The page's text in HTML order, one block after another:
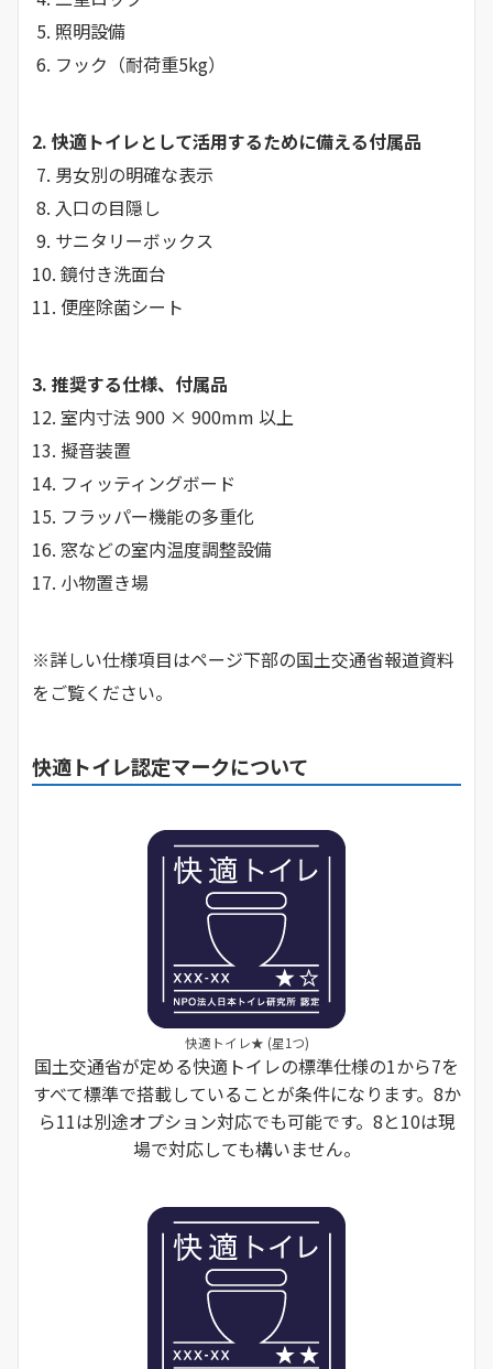
5. 照明設備
6. フック（耐荷重5kg）
2. 快適トイレとして活用するために備える付属品
7. 男女別の明確な表示
8. 入口の目隠し
9. サニタリーボックス
10. 鏡付き洗面台
11. 便座除菌シート
3. 推奨する仕様、付属品
12. 室内寸法 900 × 900mm 以上
13. 擬音装置
14. フィッティングボード
15. フラッパー機能の多重化
16. 窓などの室内温度調整設備
17. 小物置き場
※詳しい仕様項目はページ下部の国土交通省報道資料
をご覧ください。
快適トイレ認定マークについて
快適トイレ★ (星1つ)
国土交通省が定める快適トイレの標準仕様の1から7を
すべて標準で搭載していることが条件になります。 8か
ら11は別途オプション対応でも可能です。8と10は現
場で対応しても構いません。